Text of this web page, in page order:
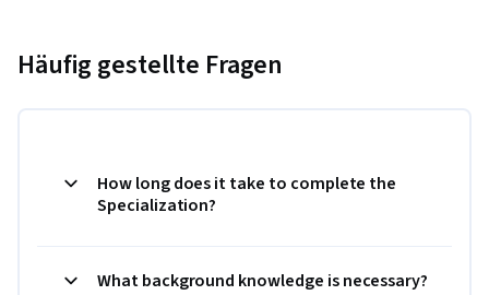
Häufig gestellte Fragen
How long does it take to complete the
Specialization?
What background knowledge is necessary?